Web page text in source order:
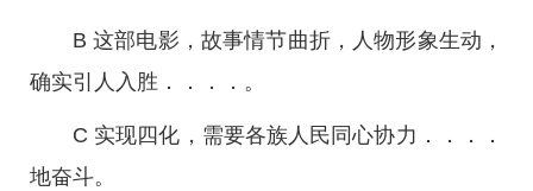
B 这部电影，故事情节曲折，人物形象生动，
确实引人入胜．．．．。
C 实现四化，需要各族人民同心协力．．．．
地奋斗。